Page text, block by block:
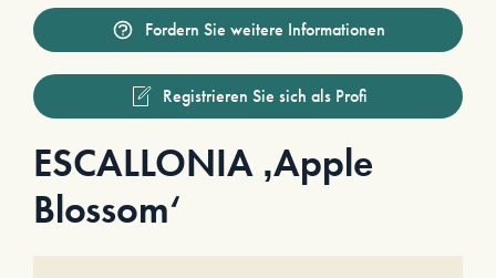
Fordern Sie weitere Informationen
Registrieren Sie sich als Profi
ESCALLONIA ‚Apple
Blossom‘